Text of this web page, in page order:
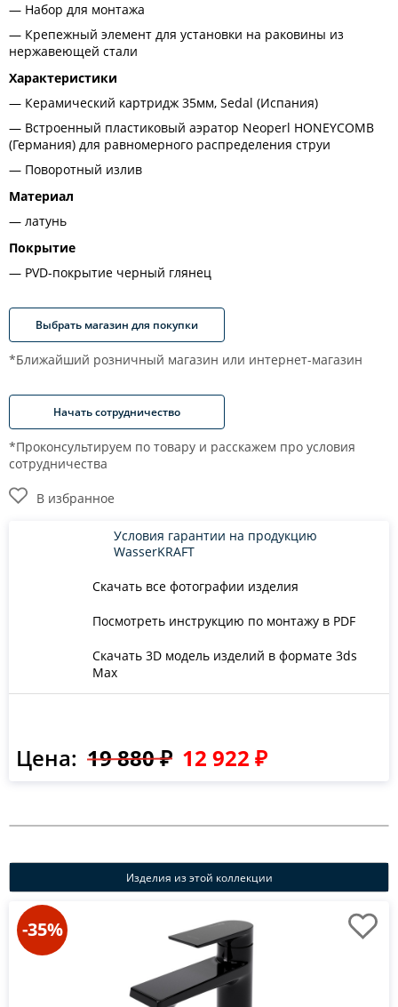
Набор для монтажа
Крепежный элемент для установки на раковины из
нержавеющей стали
Характеристики
Керамический картридж 35мм, Sedal (Испания)
Встроенный пластиковый аэратор Neoperl HONEYCOMB
(Германия) для равномерного распределения струи
Поворотный излив
Материал
латунь
Покрытие
PVD-покрытие черный глянец
Выбрать магазин для покупки
*Ближайший розничный магазин или интернет-магазин
Начать сотрудничество
*Проконсультируем по товару и расскажем про условия
сотрудничества
В избранное
Скачать все фотографии изделия
Посмотреть инструкцию по монтажу в PDF
Скачать 3D модель изделий в формате 3ds
Max
Условия гарантии на продукцию
WasserKRAFT
Цена: 19 880 ₽ 12 922 ₽
Изделия из этой коллекции
-35%